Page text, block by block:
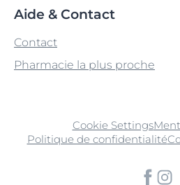
Aide & Contact
Contact
Pharmacie la plus proche
Cookie Settings
Politique de confidentialité